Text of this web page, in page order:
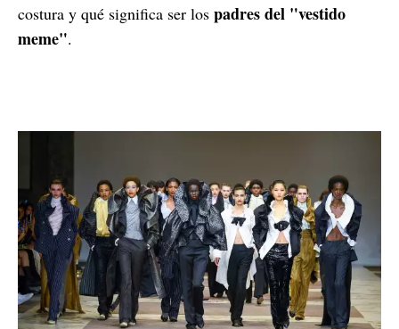
costura y qué significa ser los padres del "vestido
meme".